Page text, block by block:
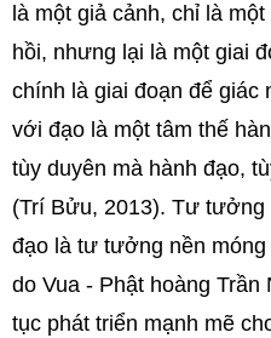
là một giả cảnh, chỉ là
hồi, nhưng lại là một giai
chính là giai đoạn để giác
với đạo là một tâm thế
tùy duyên mà hành đạo,
(Trí Bửu, 2013). Tư
đạo là tư tưởng nền
do Vua - Phật hoàng
tục phát triển mạnh mẽ